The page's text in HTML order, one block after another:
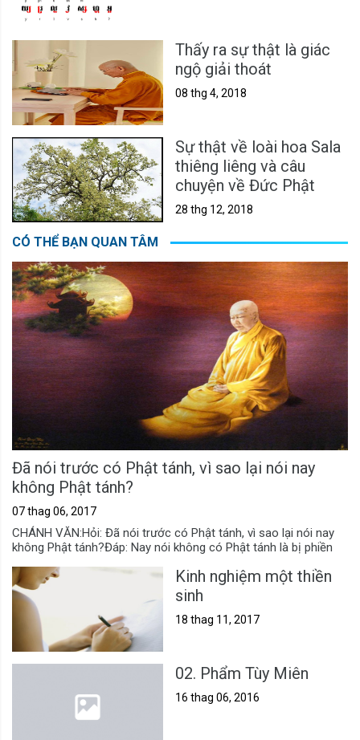
Thấy ra sự thật là giác
ngộ giải thoát
08 thg 4, 2018
Sự thật về loài hoa Sala
thiêng liêng và câu
chuyện về Đức Phật
28 thg 12, 2018
CÓ THỂ BẠN QUAN TÂM
Đã nói trước có Phật tánh, vì sao lại nói nay
không Phật tánh?
07 thag 06, 2017
CHÁNH VĂN:Hỏi: Đã nói trước có Phật tánh, vì sao lại nói nay
không Phật tánh?Đáp: Nay nói không có Phật tánh là bị phiền
Kinh nghiệm một thiền
sinh
18 thag 11, 2017
02. Phẩm Tùy Miên
16 thag 06, 2016